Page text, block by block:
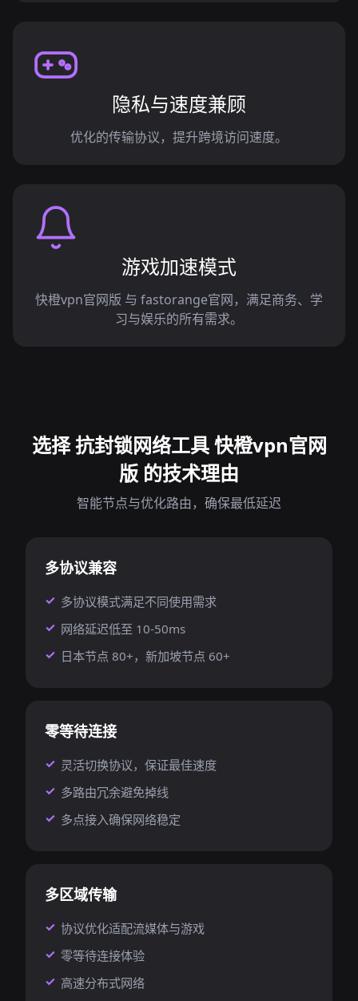
隐私与速度兼顾
优化的传输协议，提升跨境访问速度。
游戏加速模式
快橙vpn官网版 与 fastorange官网，满足商务、学
习与娱乐的所有需求。
选择 抗封锁网络工具 快橙vpn官网
版 的技术理由
智能节点与优化路由，确保最低延迟
多协议兼容
多协议模式满足不同使用需求
网络延迟低至 10-50ms
日本节点 80+，新加坡节点 60+
零等待连接
灵活切换协议，保证最佳速度
多路由冗余避免掉线
多点接入确保网络稳定
多区域传输
协议优化适配流媒体与游戏
零等待连接体验
高速分布式网络